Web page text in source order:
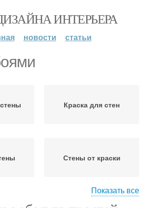
ИНТЕРЬЕРА
новости статьи
Краска для стен
Стены от краски
Показать все